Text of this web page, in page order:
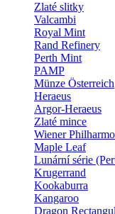
Zlaté slitky
Valcambi
Royal Mint
Rand Refinery
Perth Mint
PAMP
Münze Österreich
Heraeus
Argor-Heraeus
Zlaté mince
Wiener
Maple Leaf
Lunární série
Krugerrand
Kookaburra
Kangaroo
Dragon